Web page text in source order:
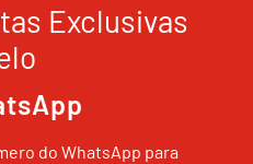
Exclusivas
do WhatsApp para